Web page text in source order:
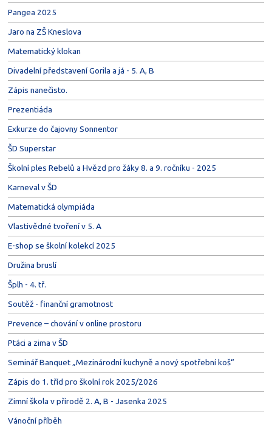
Pangea 2025
Jaro na ZŠ Kneslova
Matematický klokan
Divadelní představení Gorila a já - 5. A, B
Zápis nanečisto.
Prezentiáda
Exkurze do čajovny Sonnentor
ŠD Superstar
Školní ples Rebelů a Hvězd pro žáky 8. a 9. ročníku - 2025
Karneval v ŠD
Matematická olympiáda
Vlastivědné tvoření v 5. A
E-shop se školní kolekcí 2025
Družina bruslí
Šplh - 4. tř.
Soutěž - finanční gramotnost
Prevence – chování v online prostoru
Ptáci a zima v ŠD
Seminář Banquet „Mezinárodní kuchyně a nový spotřební koš“
Zápis do 1. tříd pro školní rok 2025/2026
Zimní škola v přírodě 2. A, B - Jasenka 2025
Vánoční příběh